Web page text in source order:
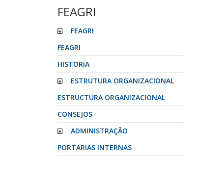
FEAGRI
FEAGRI
FEAGRI
HISTORIA
ESTRUTURA ORGANIZACIONAL
ESTRUCTURA ORGANIZACIONAL
CONSEJOS
ADMINISTRAÇÃO
PORTARIAS INTERNAS